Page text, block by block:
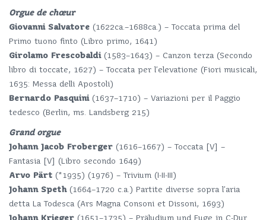
Orgue de chœur
Giovanni Salvatore (1622ca.–1688ca.) – Toccata prima del
Primo tuono finto (Libro primo, 1641)
Girolamo Frescobaldi(1583–1643) – Canzon terza (Secondo
libro di toccate, 1627) – Toccata per l’elevatione (Fiori musicali,
1635: Messa delli Apostoli)
Bernardo Pasquini(1637–1710) – Variazioni per il Paggio
tedesco (Berlin, ms. Landsberg 215)
Grand orgue
Johann Jacob Froberger (1616–1667) – Toccata [V] –
Fantasia [V] (Libro secondo 1649)
Arvo Pärt (*1935) (1976) – Trivium (I-II-III)
Johann Speth(1664–1720 c.a.) Partite diverse sopra l’aria
detta La Todesca (Ars Magna Consoni et Dissoni, 1693)
Johann Krieger (1651–1735) – Präludium und Fuge in C-Dur